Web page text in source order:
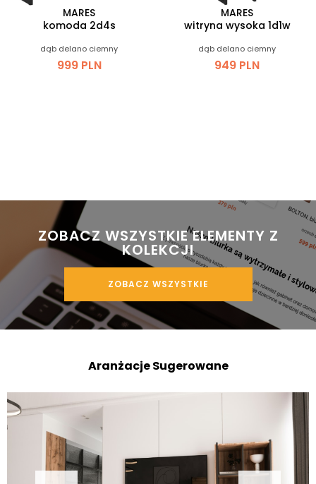
MARES
komoda 2d4s
dąb delano ciemny
999 PLN
MARES
witryna wysoka 1d1w
dąb delano ciemny
949 PLN
KOLEKCJI
ZOBACZ WSZYSTKIE
Aranżacje Sugerowane